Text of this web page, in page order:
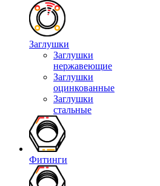
Заглушки
Заглушки
нержавеющие
Заглушки
оцинкованные
Заглушки
стальные
Фитинги